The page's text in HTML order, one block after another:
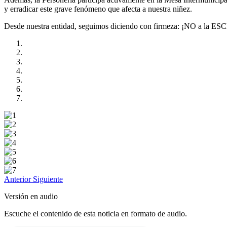
y erradicar este grave fenómeno que afecta a nuestra niñez.
Desde nuestra entidad, seguimos diciendo con firmeza: ¡NO a la
Anterior Siguiente
Versión en audio
Escuche el contenido de esta noticia en formato de audio.